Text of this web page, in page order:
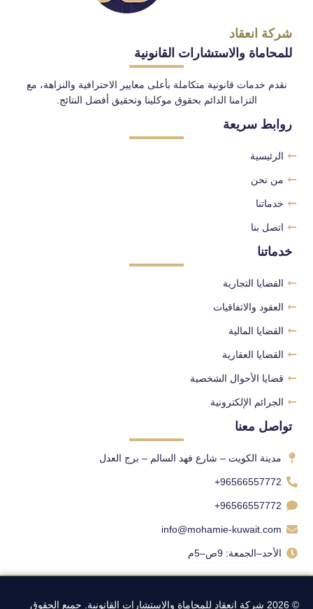
شركة انعقاد
للمحاماة والاستشارات القانونية
نقدم خدمات قانونية متكاملة بأعلى معايير الاحترافية والنزاهة، مع
التزامنا الدائم بحقوق موكلينا وتحقيق أفضل النتائج.
روابط سريعة
الرئيسية
من نحن
خدماتنا
اتصل بنا
خدماتنا
القضايا التجارية
العقود والاتفاقيات
القضايا المالية
القضايا العقارية
قضايا الأحوال الشخصية
الجرائم الإلكترونية
تواصل معنا
مدينة الكويت – شارع فهد السالم – برج العدل
96566557772+
96566557772+
info@mohamie-kuwait.com
الأحد–الجمعة: 9ص–5م
© 2026 شركة انعقاد للمحاماة والاستشارات القانونية. جميع الحقوق